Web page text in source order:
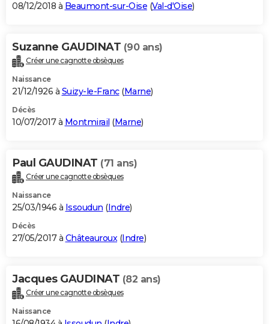
08/12/2018 à Beaumont-sur-Oise (Val-d'Oise)
Suzanne GAUDINAT (90 ans)
Créer une cagnotte obsèques
Naissance
21/12/1926 à Suizy-le-Franc(Marne)
Décès
10/07/2017 à Montmirail (Marne)
Paul GAUDINAT (71 ans)
Créer une cagnotte obsèques
Naissance
25/03/1946 à Issoudun (Indre)
Décès
27/05/2017 à Châteauroux(Indre)
Jacques GAUDINAT (82 ans)
Créer une cagnotte obsèques
Naissance